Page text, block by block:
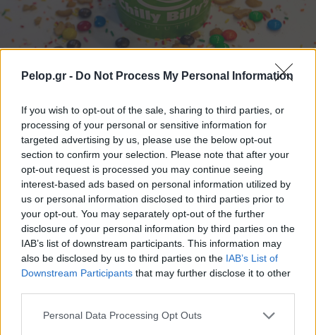
Pelop.gr - Do Not Process My Personal Information
If you wish to opt-out of the sale, sharing to third parties, or
processing of your personal or sensitive information for
targeted advertising by us, please use the below opt-out
section to confirm your selection. Please note that after your
opt-out request is processed you may continue seeing
interest-based ads based on personal information utilized by
us or personal information disclosed to third parties prior to
your opt-out. You may separately opt-out of the further
disclosure of your personal information by third parties on the
IAB’s list of downstream participants. This information may
also be disclosed by us to third parties on the IAB’s List of
Downstream Participants that may further disclose it to other
Please note that this website/app uses one or more Google
Personal Data Processing Opt Outs
Η Apple αποφασίζει ποιος μένει και ποιος φεύγει και
οι κανόνες δεν είναι ίδιοι για όλους